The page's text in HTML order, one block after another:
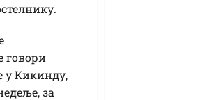
говори
у Кикинду,
за